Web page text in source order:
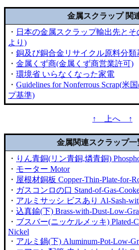
金属スクラップ 関
・ 日本の金属スクラップ輸出先と
より)
・ 銅及び銅合金リサイクル原料分類
・ 金属くず商(金属くず商営業許可)
・ 環境省 いらなくなった家電
・ Guidelines for Nonferrous Scrap(米
プ基準)
↑ 上へ ↑
金属関連スクラップ一
・ りん青銅(リン青銅,燐青銅)
・ モーター Motor
・ 屋根材銅板 Copper-Thin-Plate-for-
・ ガスコンロの口 Stand-of-Gas-
・ アルミサッシ ビスあり Al-Sash-
・ 込真鍮(下) Brass-with-Dust-Low-
・ ブスバー(ニッケルメッキ) Plated-
Nickel
・ アルミ鍋(下) Aluminum-Pot-Low-